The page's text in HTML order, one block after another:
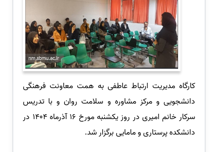
کارگاه مدیریت ارتباط عاطفی به همت معاونت فرهنگی
دانشجویی و مرکز مشاوره و سلامت روان و با تدریس
سرکار خانم امیری در روز یکشنبه مورخ ١٦ آذرماه ١٤٠٤ در
دانشکده پرستاری و مامایی برگزار شد.